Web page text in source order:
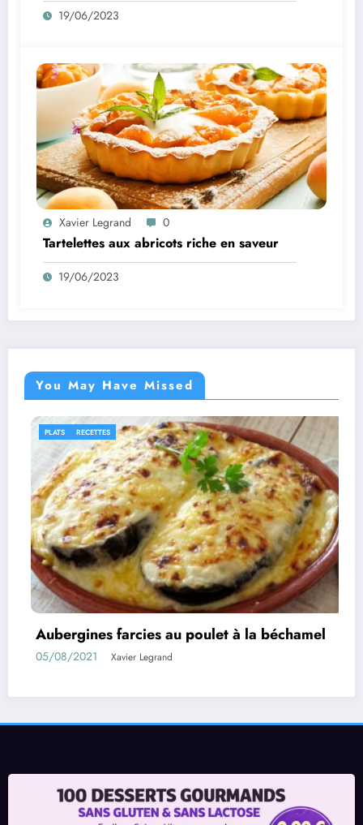
19/06/2023
Xavier Legrand 0
Tartelettes aux abricots riche en saveur
19/06/2023
You May Have Missed
à la béchamel
IDÉES RECETTES RECETTES
Rouleaux d’aubergines